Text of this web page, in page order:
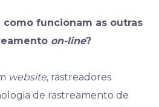
como funcionam as outras
on-line?
website, rastreadores
de rastreamento de